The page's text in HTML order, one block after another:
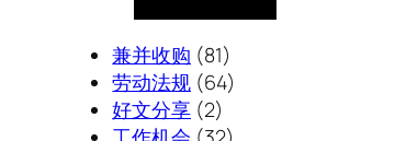
兼并收购 (81)
劳动法规 (64)
好文分享 (2)